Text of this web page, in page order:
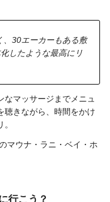
、30エーカーもある敷
したような最高にリ
マッサージまでメニュ
聴きながら、時間をかけ
マウナ・ラニ・ベイ・ホ
行こう？